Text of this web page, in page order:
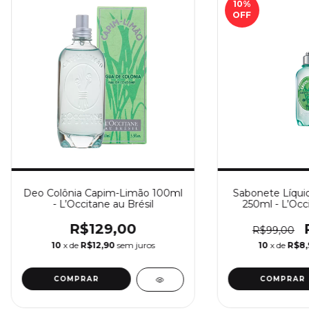
Deo Colônia Capim-Limão 100ml
- L’Occitane au Brésil
R$129,00
10 x de R$12,90 sem juros
10%
OFF
Sabonete
250ml -
R$99,00
10 x de